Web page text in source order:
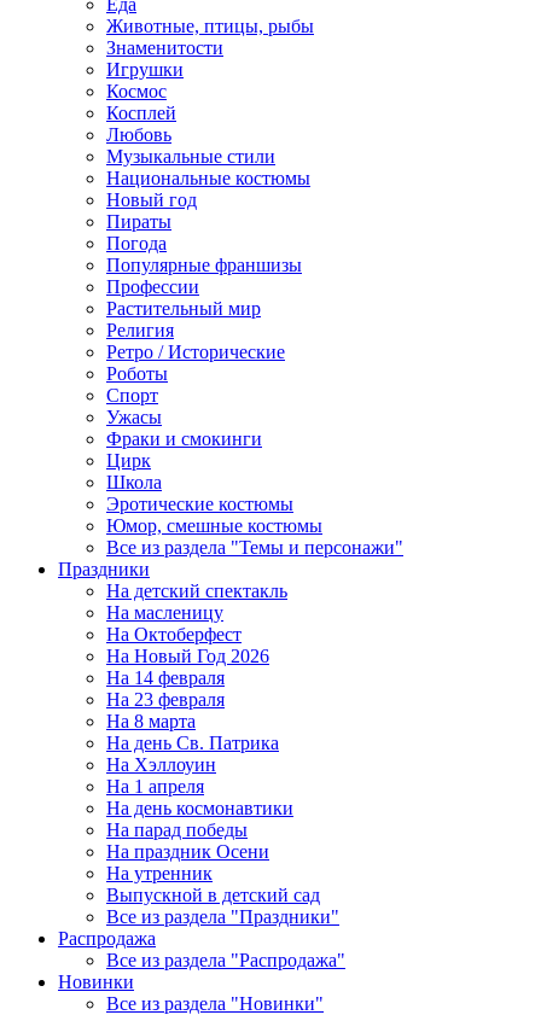
Еда
Животные, птицы, рыбы
Знаменитости
Игрушки
Космос
Косплей
Любовь
Музыкальные стили
Национальные костюмы
Новый год
Пираты
Погода
Популярные франшизы
Профессии
Растительный мир
Религия
Ретро / Исторические
Роботы
Спорт
Ужасы
Фраки и смокинги
Цирк
Школа
Эротические костюмы
Юмор, смешные костюмы
Все из раздела "Темы и персонажи"
Праздники
На детский спектакль
На масленицу
На Октоберфест
На Новый Год 2026
На 14 февраля
На 23 февраля
На 8 марта
На день Св. Патрика
На Хэллоуин
На 1 апреля
На день космонавтики
На парад победы
На праздник Осени
На утренник
Выпускной в детский сад
Все из раздела "Праздники"
Распродажа
Все из раздела "Распродажа"
Новинки
Все из раздела "Новинки"